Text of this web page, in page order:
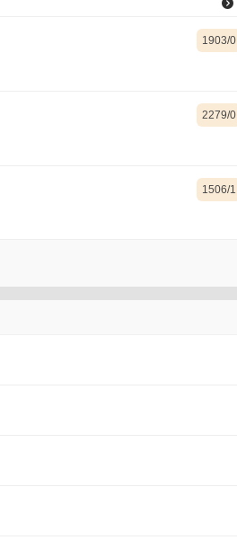
1903/0
2279/0
1506/1